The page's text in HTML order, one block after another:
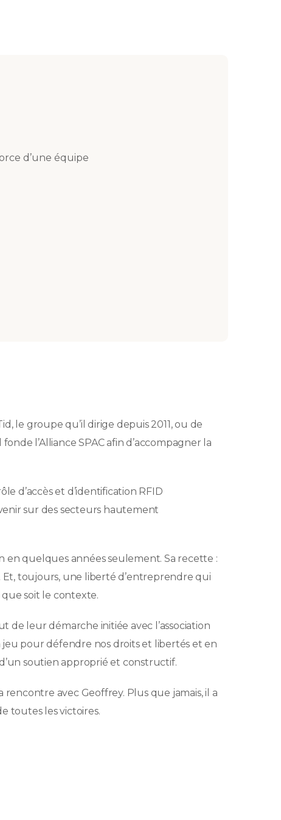
d’une équipe
le groupe qu’il dirige depuis 2011, ou de
l’Alliance SPAC afin d’accompagner la
d’accès et d’identification RFID
sur des secteurs hautement
en quelques années seulement. Sa recette :
Et, toujours, une liberté d’entreprendre qui
soit le contexte.
leur démarche initiée avec l’association
jeu pour défendre nos droits et libertés et en
soutien approprié et constructif.
avec Geoffrey. Plus que jamais, il a
toutes les victoires.